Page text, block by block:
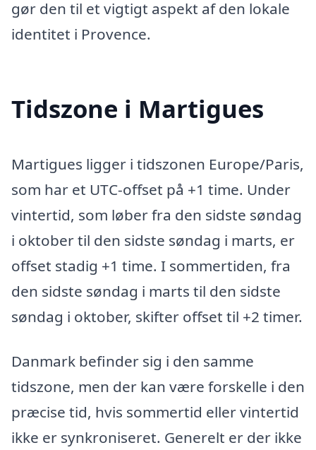
gør den til et vigtigt aspekt af den lokale
identitet i Provence.
Tidszone i Martigues
Martigues ligger i tidszonen Europe/Paris,
som har et UTC-offset på +1 time. Under
vintertid, som løber fra den sidste søndag
i oktober til den sidste søndag i marts, er
offset stadig +1 time. I sommertiden, fra
den sidste søndag i marts til den sidste
søndag i oktober, skifter offset til +2 timer.
Danmark befinder sig i den samme
tidszone, men der kan være forskelle i den
præcise tid, hvis sommertid eller vintertid
ikke er synkroniseret. Generelt er der ikke